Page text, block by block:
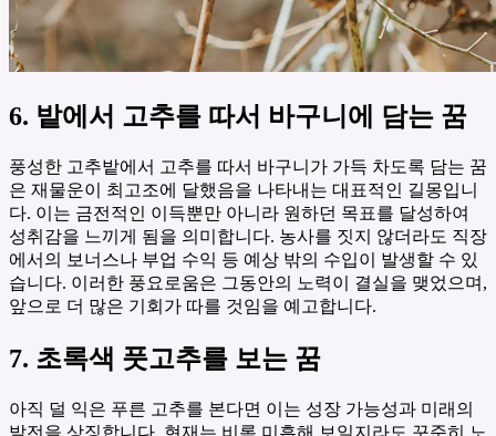
6. 밭에서 고추를 따서 바구니에 담는 꿈
풍성한 고추밭에서 고추를 따서 바구니가 가득 차도록 담는 꿈
은 재물운이 최고조에 달했음을 나타내는 대표적인 길몽입니
다. 이는 금전적인 이득뿐만 아니라 원하던 목표를 달성하여
성취감을 느끼게 됨을 의미합니다. 농사를 짓지 않더라도 직장
에서의 보너스나 부업 수익 등 예상 밖의 수입이 발생할 수 있
습니다. 이러한 풍요로움은 그동안의 노력이 결실을 맺었으며,
앞으로 더 많은 기회가 따를 것임을 예고합니다.
7. 초록색 풋고추를 보는 꿈
아직 덜 익은 푸른 고추를 본다면 이는 성장 가능성과 미래의
발전을 상징합니다. 현재는 비록 미흡해 보일지라도 꾸준히 노